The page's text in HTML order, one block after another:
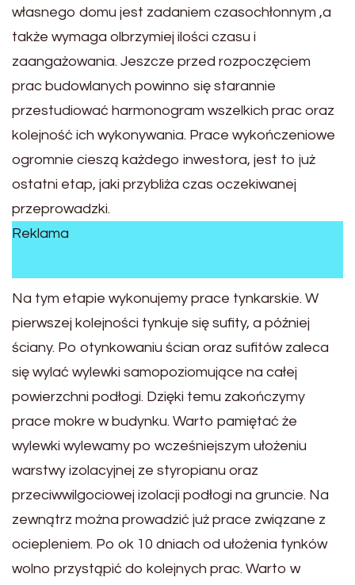
własnego domu jest zadaniem czasochłonnym ,a
także wymaga olbrzymiej ilości czasu i
zaangażowania. Jeszcze przed rozpoczęciem
prac budowlanych powinno się starannie
przestudiować harmonogram wszelkich prac oraz
kolejność ich wykonywania. Prace wykończeniowe
ogromnie cieszą każdego inwestora, jest to już
ostatni etap, jaki przybliża czas oczekiwanej
przeprowadzki.
Reklama
Na tym etapie wykonujemy prace tynkarskie. W
pierwszej kolejności tynkuje się sufity, a później
ściany. Po otynkowaniu ścian oraz sufitów zaleca
się wylać wylewki samopoziomujące na całej
powierzchni podłogi. Dzięki temu zakończymy
prace mokre w budynku. Warto pamiętać że
wylewki wylewamy po wcześniejszym ułożeniu
warstwy izolacyjnej ze styropianu oraz
przeciwwilgociowej izolacji podłogi na gruncie. Na
zewnątrz można prowadzić już prace związane z
ociepleniem. Po ok 10 dniach od ułożenia tynków
wolno przystąpić do kolejnych prac. Warto w